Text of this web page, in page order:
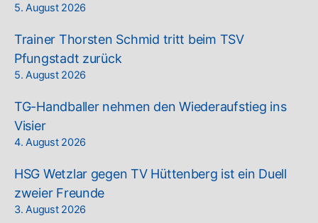
5. August 2026
Trainer Thorsten Schmid tritt beim TSV
Pfungstadt zurück
5. August 2026
TG-Handballer nehmen den Wiederaufstieg ins
Visier
4. August 2026
HSG Wetzlar gegen TV Hüttenberg ist ein Duell
zweier Freunde
3. August 2026